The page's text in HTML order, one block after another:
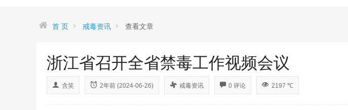
首 页 戒毒资讯 查看文章
浙江省召开全省禁毒工作视频会议
含笑 2年前 (2024-06-26) 戒毒资讯 0 评论 2197 ℃